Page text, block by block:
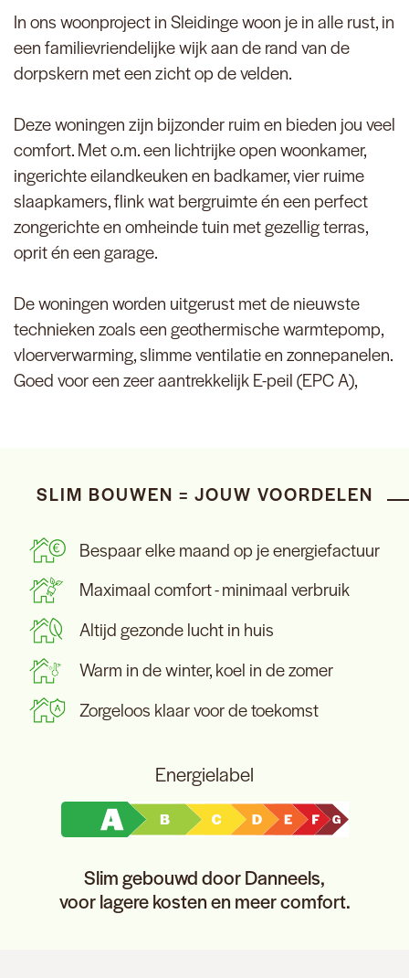
In ons woonproject in Sleidinge woon je in alle rust, in
een familievriendelijke wijk aan de rand van de
dorpskern met een zicht op de velden.
Deze woningen zijn bijzonder ruim en bieden jou veel
comfort. Met o.m. een lichtrijke open woonkamer,
ingerichte eilandkeuken en badkamer, vier ruime
slaapkamers, flink wat bergruimte én een perfect
zongerichte en omheinde tuin met gezellig terras,
oprit én een garage.
De woningen worden uitgerust met de nieuwste
technieken zoals een geothermische warmtepomp,
vloerverwarming, slimme ventilatie en zonnepanelen.
Goed voor een zeer aantrekkelijk E-peil (EPC A),
SLIM BOUWEN = JOUW VOORDELEN
Bespaar elke maand op je energiefactuur
Maximaal comfort - minimaal verbruik
Altijd gezonde lucht in huis
Warm in de winter, koel in de zomer
Zorgeloos klaar voor de toekomst
Energielabel
Slim gebouwd door Danneels,
voor lagere kosten en meer comfort.